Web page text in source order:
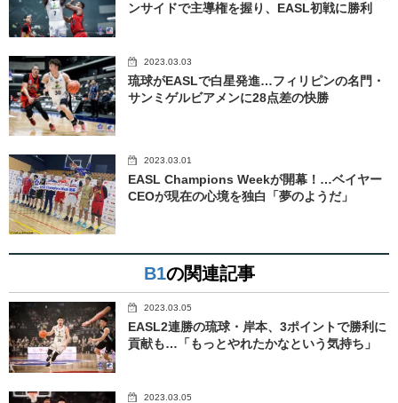
ンサイドで主導権を握り、EASL初戦に勝利
2023.03.03
琉球がEASLで白星発進…フィリピンの名門・
サンミゲルビアメンに28点差の快勝
2023.03.01
EASL Champions Weekが開幕！…ベイヤー
CEOが現在の心境を独白「夢のようだ」
B1の関連記事
2023.03.05
EASL2連勝の琉球・岸本、3ポイントで勝利に
貢献も…「もっとやれたかなという気持ち」
2023.03.05